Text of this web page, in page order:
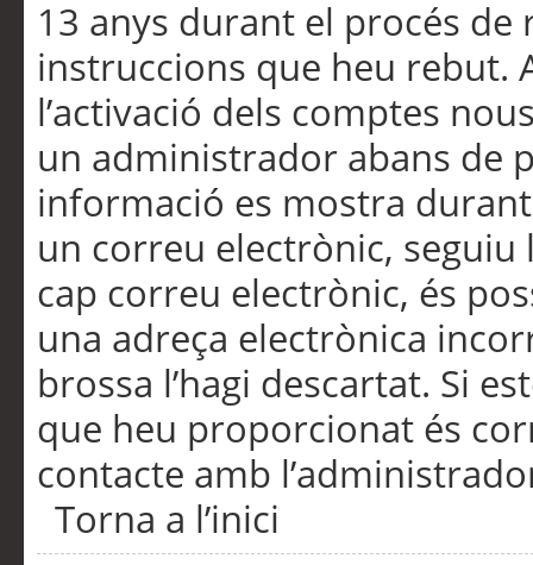
13 anys durant el procés de
instruccions que heu rebut.
l’activació dels comptes
un administrador abans de
informació es mostra
un correu electrònic,
cap correu electrònic, és
una adreça electrònica
brossa l’hagi descartat. Si
que heu proporcionat és
contacte amb
Torna a l’inici